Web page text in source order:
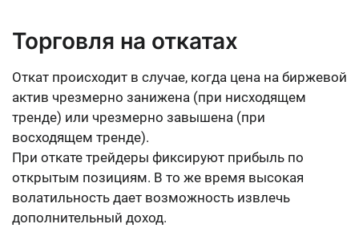
Торговля на откатах
Откат происходит в случае, когда цена на биржевой
актив чрезмерно занижена (при нисходящем
тренде) или чрезмерно завышена (при
восходящем тренде).
При откате трейдеры фиксируют прибыль по
открытым позициям. В то же время высокая
волатильность дает возможность извлечь
дополнительный доход.